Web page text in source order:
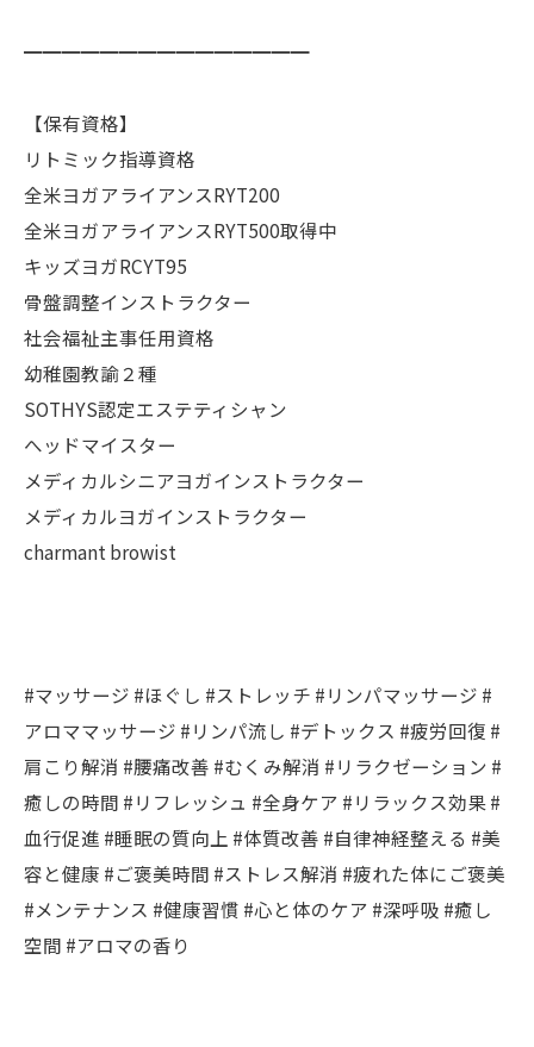
━━━━━━━━━━━━━━━
【保有資格】
リトミック指導資格
全米ヨガアライアンスRYT200
全米ヨガアライアンスRYT500取得中
キッズヨガRCYT95
骨盤調整インストラクター
社会福祉主事任用資格
幼稚園教諭２種
SOTHYS認定エステティシャン
へッドマイスター
メディカルシニアヨガインストラクター
メディカルヨガインストラクター
charmant browist
#マッサージ #ほぐし #ストレッチ #リンパマッサージ #
アロママッサージ #リンパ流し #デトックス #疲労回復 #
肩こり解消 #腰痛改善 #むくみ解消 #リラクゼーション #
癒しの時間 #リフレッシュ #全身ケア #リラックス効果 #
血行促進 #睡眠の質向上 #体質改善 #自律神経整える #美
容と健康 #ご褒美時間 #ストレス解消 #疲れた体にご褒美
#メンテナンス #健康習慣 #心と体のケア #深呼吸 #癒し
空間 #アロマの香り